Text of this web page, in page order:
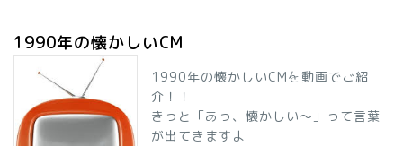
1990年の懐かしいCM
1990年の懐かしいCMを動画でご紹
介！！
きっと「あっ、懐かしい～」って言葉
が出てきますよ